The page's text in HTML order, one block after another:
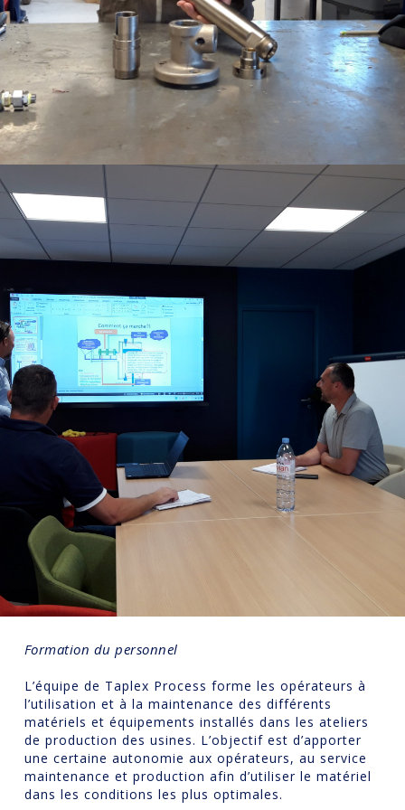
Formation du personnel
L’équipe de Taplex Process forme les opérateurs à
l’utilisation et à la maintenance des différents
matériels et équipements installés dans les ateliers
de production des usines. L’objectif est d’apporter
une certaine autonomie aux opérateurs, au service
maintenance et production afin d’utiliser le matériel
dans les conditions les plus optimales.
peinture